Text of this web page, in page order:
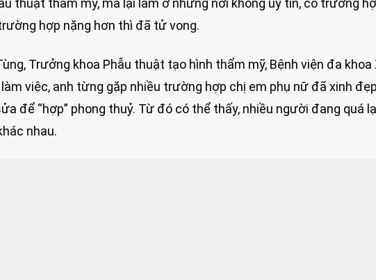
thuật thẩm mỹ, mà lại làm ở những nơi không uy tín, có trường
hợp nặng hơn thì đã tử vong.
Trưởng khoa Phẫu thuật tạo hình thẩm mỹ, Bệnh viện đa khoa
việc, anh từng gặp nhiều trường hợp chị em phụ nữ đã xinh
để “hợp” phong thuỷ. Từ đó có thể thấy, nhiều người đang quá
nhau.